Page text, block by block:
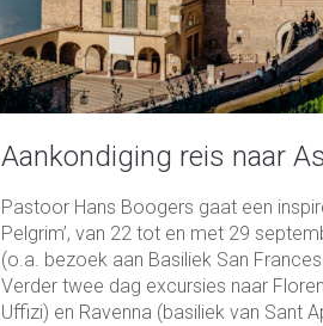
Aankondiging reis naar
Pastoor Hans Boogers gaat een
Pelgrim’, van 22 tot en met 29
(o.a. bezoek aan Basiliek San
Verder twee dag excursies naar
Uffizi) en Ravenna (basiliek van Sant